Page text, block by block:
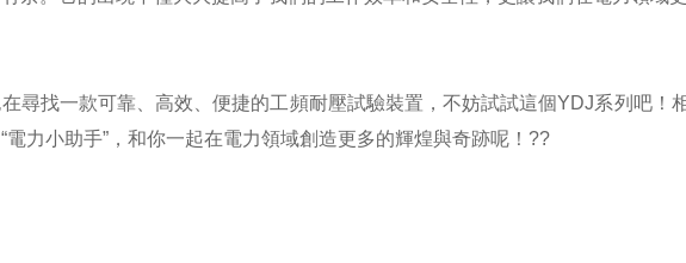
尋找一款可靠、高效、便捷的工頻耐壓試驗裝置，不妨試試這個YDJ系列吧！
電力小助手”，和你一起在電力領域創造更多的輝煌與奇跡呢！??